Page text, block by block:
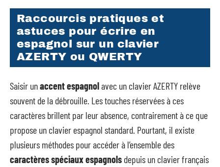
Raccourcis pratiques et
astuces pour écrire en
espagnol sur un clavier
AZERTY ou QWERTY
Saisir unaccent espagnolavec un clavier AZERTY relève
souvent de la débrouille. Les touches réservées à ces
caractères brillent par leur absence, contrairement à ce que
propose un clavier espagnol standard. Pourtant, il existe
plusieurs méthodes pour accéder à l’ensemble des
caractères spéciaux espagnols depuis un clavier français